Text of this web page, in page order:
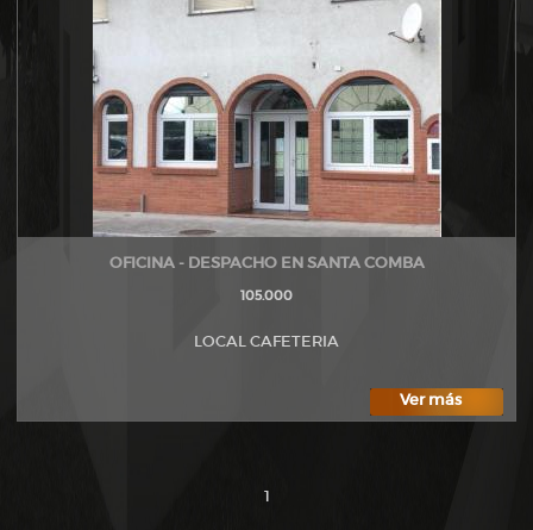
OFICINA - DESPACHO EN SANTA COMBA
105.000
LOCAL CAFETERIA
Ver más
1